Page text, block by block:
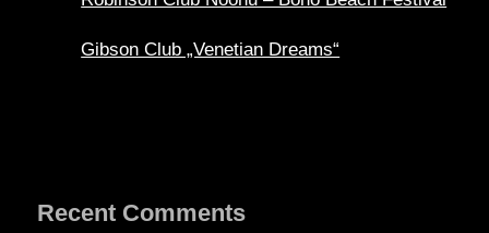
Gibson Club „Venetian Dreams“
Recent Comments